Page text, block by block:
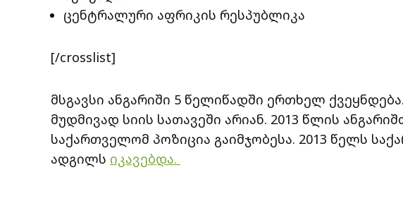
ცენტრალური აფრიკის რესპუბლიკა
[/crosslist]
მსგავსი ანგარიში 5 წელიწადში ერთხელ
მუდმივად სიის სათავეში არიან. 2013 წლის
საქართველომ პოზიცია გაიმჯობესა. 2013 წელს
ადგილს იკავებდა.